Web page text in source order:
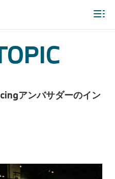
アンバサダーのイン